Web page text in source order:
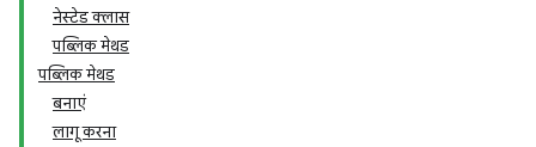
नेस्टेड क्लास
पब्लिक मेथड
पब्लिक मेथड
बनाएं
लागू करना